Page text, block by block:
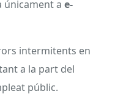
únicament a e-
intermitents en
tant a la part del
públic.